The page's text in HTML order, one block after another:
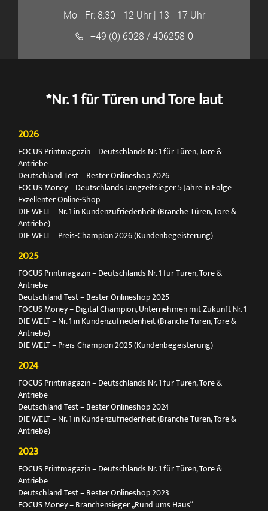
Mo - Fr: 8:30 - 12 Uhr | 13 - 17 Uhr
+49 (0) 6028 / 406258-0
*Nr. 1 für Türen und Tore laut
2026
FOCUS Printmagazin – Deutschlands Nr. 1 für Türen, Tore &
Antriebe
Deutschland Test – Bester Onlineshop 2026
FOCUS Money – Deutschlands Langzeitsieger 5 Jahre in Folge
Exzellenter Online-Shop
DIE WELT – Nr. 1 in Kundenzufriedenheit (Branche Türen, Tore &
Antriebe)
DIE WELT – Preis-Champion 2026 (Kundenbegeisterung)
2025
FOCUS Printmagazin – Deutschlands Nr. 1 für Türen, Tore &
Antriebe
Deutschland Test – Bester Onlineshop 2025
FOCUS Money – Digital Champion, Unternehmen mit Zukunft Nr. 1
DIE WELT – Nr. 1 in Kundenzufriedenheit (Branche Türen, Tore &
Antriebe)
DIE WELT – Preis-Champion 2025 (Kundenbegeisterung)
2024
FOCUS Printmagazin – Deutschlands Nr. 1 für Türen, Tore &
Antriebe
Deutschland Test – Bester Onlineshop 2024
DIE WELT – Nr. 1 in Kundenzufriedenheit (Branche Türen, Tore &
Antriebe)
2023
FOCUS Printmagazin – Deutschlands Nr. 1 für Türen, Tore &
Antriebe
Deutschland Test – Bester Onlineshop 2023
FOCUS Money – Branchensieger „Rund ums Haus“